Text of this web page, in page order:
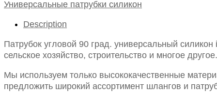
универсальный
id20х250х250
quantity
Универсальные патрубки силикон
Description
Патрубок угловой 90 град. универсальный
сельское хозяйство, строительство и многое
Мы используем только высококачественные
предложить широкий ассортимент шлангов и